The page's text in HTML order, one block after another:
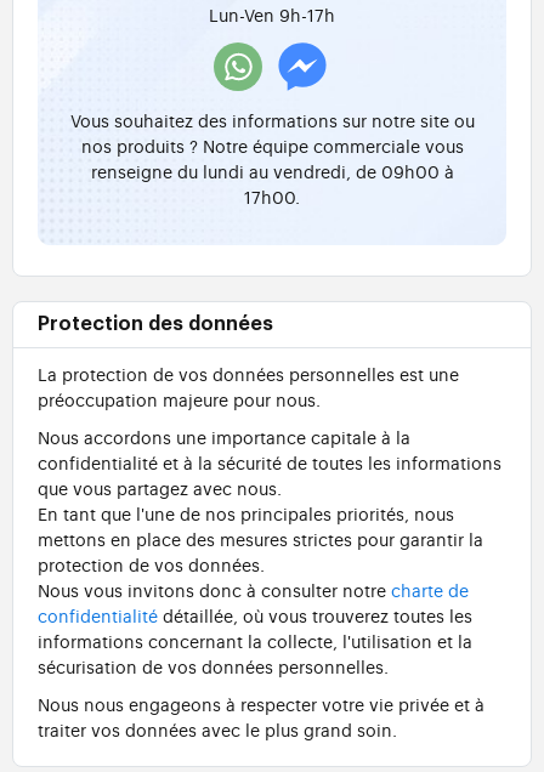
Lun-Ven 9h-17h
Vous souhaitez des informations sur notre site ou
nos produits ? Notre équipe commerciale vous
renseigne du lundi au vendredi, de 09h00 à
17h00.
Protection des données
La protection de vos données personnelles est une
préoccupation majeure pour nous.
Nous accordons une importance capitale à la
confidentialité et à la sécurité de toutes les informations
que vous partagez avec nous.
En tant que l'une de nos principales priorités, nous
mettons en place des mesures strictes pour garantir la
protection de vos données.
Nous vous invitons donc à consulter notre charte de
confidentialité détaillée, où vous trouverez toutes les
informations concernant la collecte, l'utilisation et la
sécurisation de vos données personnelles.
Nous nous engageons à respecter votre vie privée et à
traiter vos données avec le plus grand soin.